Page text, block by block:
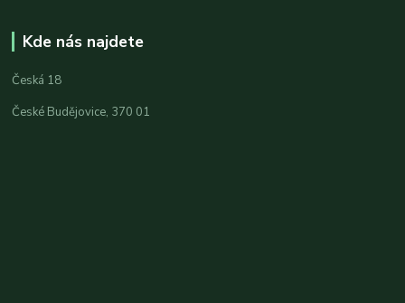
Kde nás najdete
Česká 18
České Budějovice, 370 01